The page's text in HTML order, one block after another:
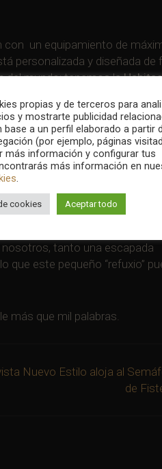
con un equipamiento de
personalizada y diseñada de
del mundo; tenemos la
la
donde se puede sentir y admirar
Estas son unas pocas de
parajes únicos que pueblan
tanto una escapada
este pequeño “refuxio”
más que mil palabras.
Nuevo Estilo aloja al
de
propias y de terceros para
y mostrarte publicidad
base a un perfil elaborado a partir
(por ejemplo, páginas
más información y configurar tus
más información en
.
cookies Aceptar todo